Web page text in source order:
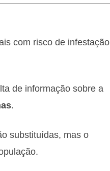
com risco de infestação
de informação sobre a
.
substituídas, mas o